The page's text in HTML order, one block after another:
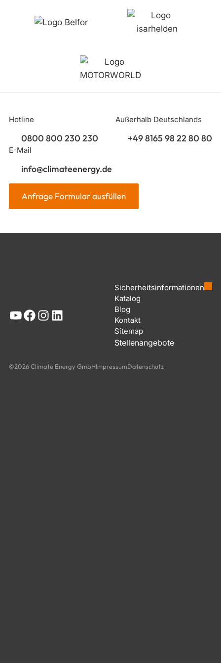
Hotline
0800 800 230 230
Außerhalb Deutschlands
+49 8165 98 22 80 80
E-Mail
info@climateenergy.de
Anfrage Formular ausfüllen
YouTube
Facebook
Instagram
LinkedIn
Sicherheitsinformationen
Katalog
Blog
Kontakt
Sitemap
Stellenangebote
©2026 Climate Energy GmbHImpressumDatenschutz